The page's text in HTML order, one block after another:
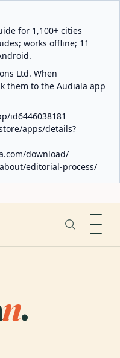
for 1,100+ cities
works offline; 11
Ltd. When
them to the Audiala app
id6446038181
apps/details?
download/
editorial-process/
n.